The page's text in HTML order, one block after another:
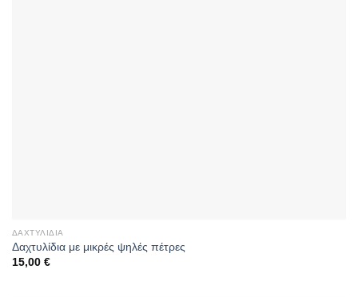
ΔΑΧΤΥΛΊΔΙΑ
Δαχτυλίδια με μικρές ψηλές πέτρες
15,00 €